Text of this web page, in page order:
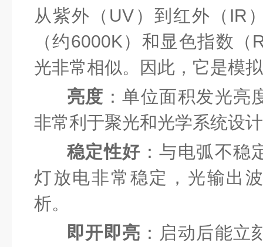
从紫外（UV）到红外（IR
（约6000K）和显色指数
光非常相似。因此，它是模
亮度 ：单位面积发光亮
非常利于聚光和光学系统设
稳定性好 ：与电弧不稳
灯放电非常稳定，光输出
析。
即开即亮 ：启动后能立